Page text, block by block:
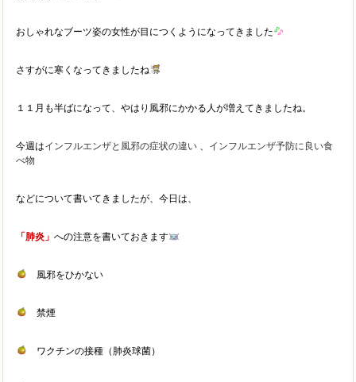
おしゃれなブーツ姿の女性が目につくようになってきました
さすがに寒くなってきましたね
１１月も半ばになって、やはり風邪にかかる人が増えてきましたね。
今週はインフルエンザと風邪の症状の違い
インフルエンザ予防に良い食
べ物
などについて書いてきましたが、今日は、
「肺炎」 への注意を書いておきます
風邪をひかない
禁煙
ワクチンの接種（肺炎球菌）